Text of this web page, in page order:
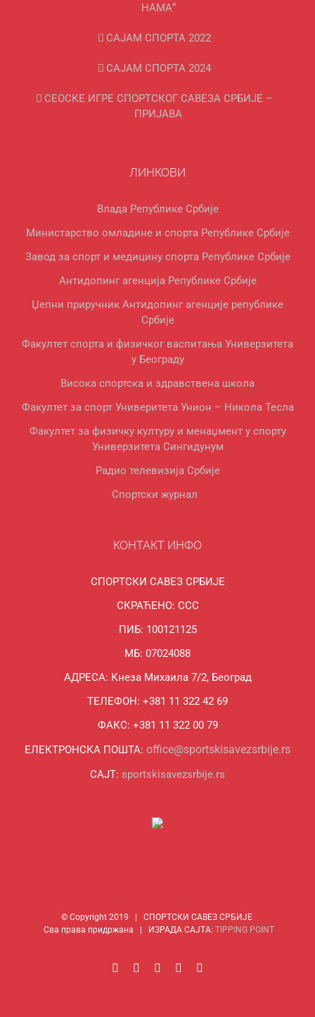
НАМА“
САЈАМ СПОРТА 2022
САЈАМ СПОРТА 2024
СЕОСКЕ ИГРЕ СПОРТСКОГ САВЕЗА СРБИЈЕ –
ПРИЈАВА
ЛИНКОВИ
Влада Републике Србије
Министарство омладине и спорта Републике Србије
Завод за спорт и медицину спорта Републике Србије
Антидопинг агенција Републике Србије
Џепни приручник Антидопинг агенције републике
Србије
Факултет спорта и физичког васпитања Универзитета
у Београду
Висока спортска и здравствена школа
Факултет за спорт Универитета Унион – Никола Тесла
Факултет за физичку културу и менаџмент у спорту
Универзитета Сингидунум
Радио телевизија Србије
Спортски журнал
КОНТАКТ ИНФО
СПОРТСКИ САВЕЗ СРБИЈЕ
СКРАЋЕНО: ССС
ПИБ: 100121125
МБ: 07024088
АДРЕСА: Кнеза Михаила 7/2, Београд
ТЕЛЕФОН: +381 11 322 42 69
ФАКС: +381 11 322 00 79
ЕЛЕКТРОНСКА ПОШТА: office@sportskisavezsrbije.rs
САЈТ: sportskisavezsrbije.rs
© Copyright 2019 | СПОРТСКИ САВЕЗ СРБИЈЕ
Сва права придржана | ИЗРАДА САЈТА: TIPPING POINT
FacebookInstagramYouTube
Rss